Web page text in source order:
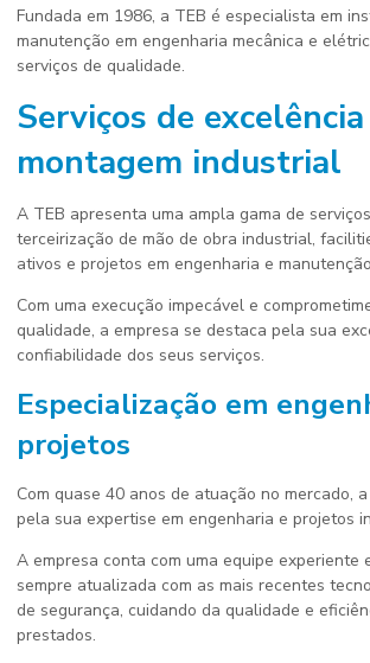
Fundada em 1986, a TEB é especialista em
manutenção em engenharia mecânica e
serviços de qualidade.
Serviços de
montagem industrial
A TEB apresenta uma ampla gama de
terceirização de mão de obra industrial,
ativos e projetos em engenharia e
Com uma execução impecável e
qualidade, a empresa se destaca pela sua
confiabilidade dos seus serviços.
Especialização em
projetos
Com quase 40 anos de atuação no mercado,
pela sua expertise em engenharia e projetos
A empresa conta com uma equipe experiente
sempre atualizada com as mais recentes
de segurança, cuidando da qualidade e
prestados.